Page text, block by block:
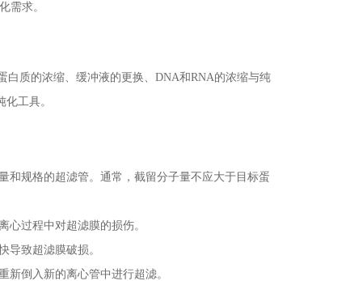
需求。
质的浓缩、缓冲液的更换、DNA和RNA的浓缩与纯
工具。
和规格的超滤管。通常，截留分子量不应大于目标蛋
心过程中对超滤膜的损伤。
导致超滤膜破损。
新倒入新的离心管中进行超滤。